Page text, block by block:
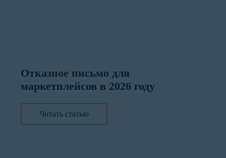
Отказное письмо для
маркетплейсов в 2026 году
Читать статью